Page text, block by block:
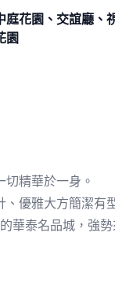
庭花園、交誼廳、
園
精華於一身。
優雅大方簡潔有
華泰名品城，強